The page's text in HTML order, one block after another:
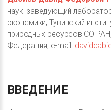
наук, заведующий
экономики, Тувинский
природных ресурсов СО
Федерация, e-mail:
ВВЕДЕНИЕ